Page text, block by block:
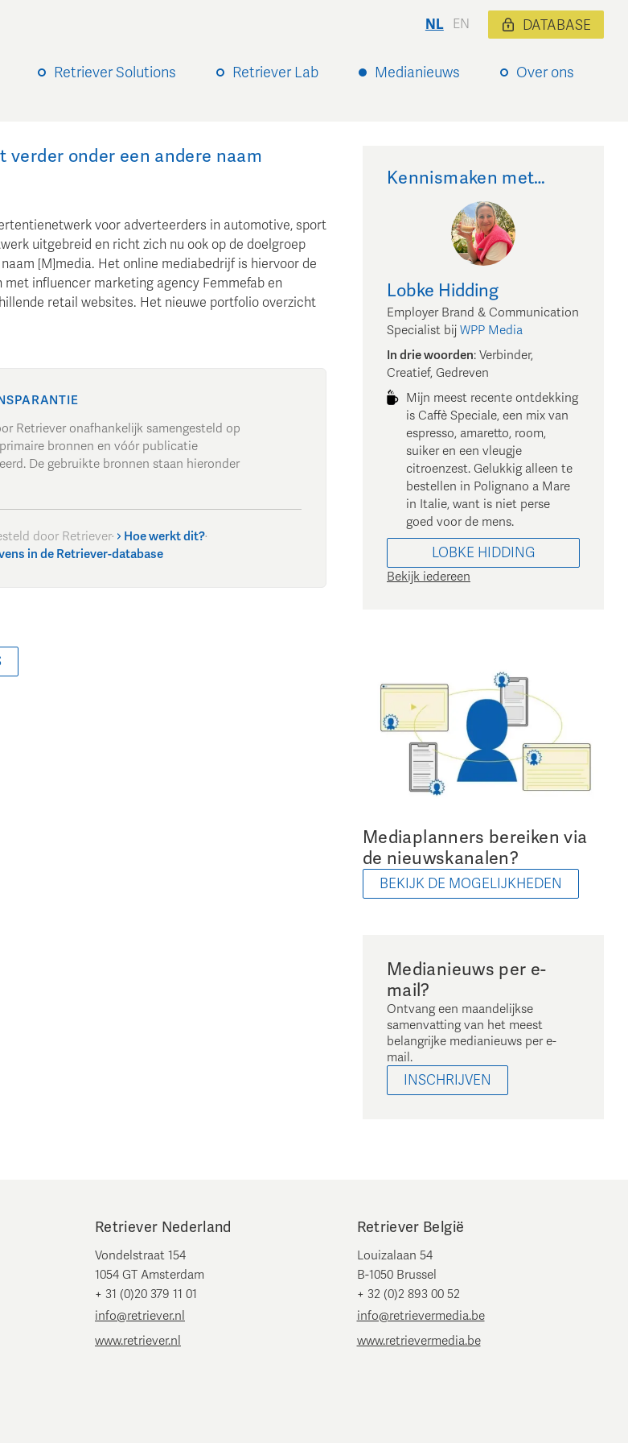
Retriever Solutions Retriever Lab Medianieuws Over ons
NL EN DATABASE
verder onder een andere naam
voor adverteerders in automotive, sport
uitgebreid en richt zich nu ook op de doelgroep
[M]media. Het online mediabedrijf is hiervoor de
met influencer marketing agency Femmefab en
retail websites. Het nieuwe portfolio overzicht
Retriever onafhankelijk samengesteld op
bronnen en vóór publicatie
De gebruikte bronnen staan hieronder
door Retriever· Hoe werkt dit?·
in de Retriever-database
Kennismaken met…
Lobke Hidding
Employer Brand & Communication
Specialist bij WPP Media
In drie woorden: Verbinder,
Creatief, Gedreven
Mijn meest recente ontdekking
is Caffè Speciale, een mix van
espresso, amaretto, room,
suiker en een vleugje
citroenzest. Gelukkig alleen te
bestellen in Polignano a Mare
in Italie, want is niet perse
goed voor de mens.
LOBKE HIDDING
Bekijk iedereen
Mediaplanners bereiken via
de nieuwskanalen?
BEKIJK DE MOGELIJKHEDEN
Medianieuws per e-
mail?
Ontvang een maandelijkse
samenvatting van het meest
belangrijke medianieuws per e-
mail.
INSCHRIJVEN
Retriever Nederland
Vondelstraat 154
1054 GT Amsterdam
+ 31 (0)20 379 11 01
info@retriever.nl
www.retriever.nl
Retriever België
Louizalaan 54
B-1050 Brussel
+ 32 (0)2 893 00 52
info@retrievermedia.be
www.retrievermedia.be